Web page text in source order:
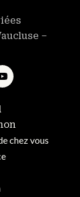
chez vous
–